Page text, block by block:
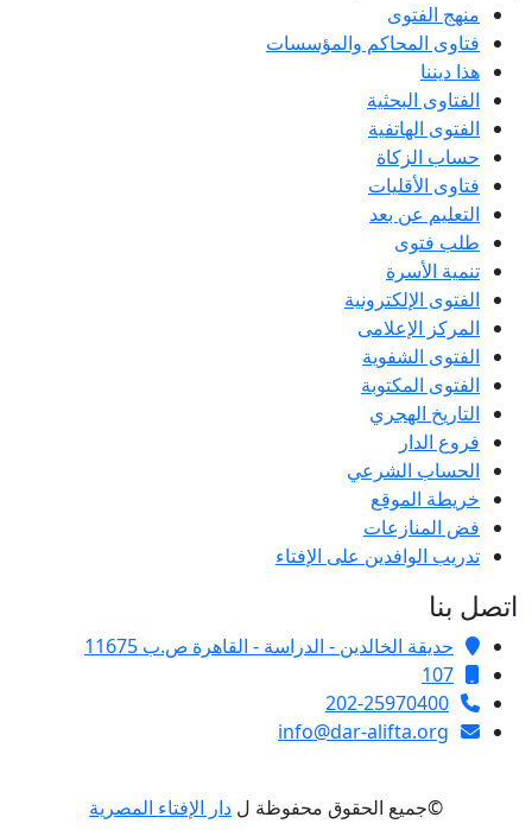
منهج الفتوى
فتاوى المحاكم والمؤسسات
هذا ديننا
الفتاوى البحثية
الفتوى الهاتفية
حساب الزكاة
فتاوى الأقليات
التعليم عن بعد
طلب فتوى
تنمية الأسرة
الفتوى الإلكترونية
المركز الإعلامى
الفتوى الشفوية
الفتوى المكتوبة
التاريخ الهجري
فروع الدار
الحساب الشرعي
خريطة الموقع
فض المنازعات
تدريب الوافدين على الإفتاء
اتصل بنا
حديقة الخالدين - الدراسة - القاهرة ص.ب 11675
107
202-25970400
info@dar-alifta.org
©جميع الحقوق محفوظة ل دار الإفتاء المصرية